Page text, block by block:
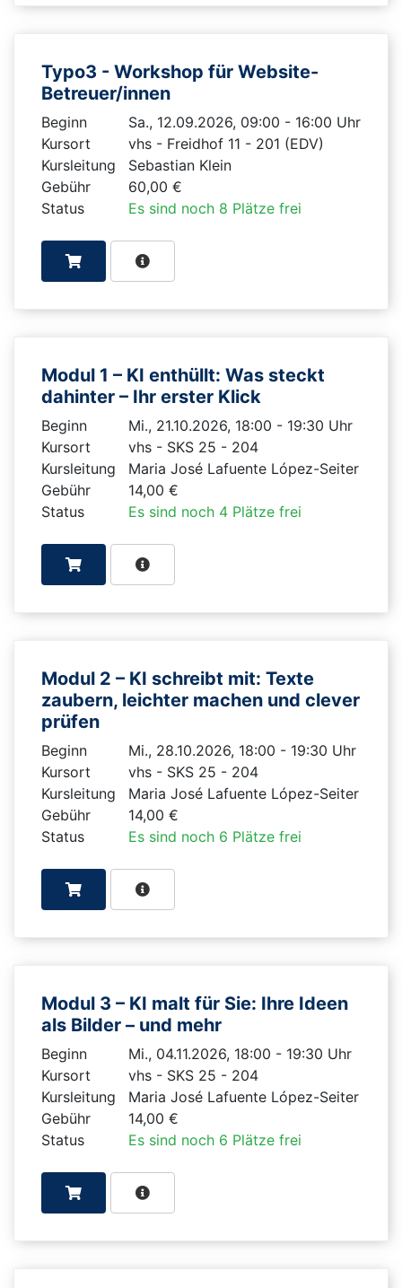
Typo3 - Workshop für Website-
Betreuer/innen
Beginn
Sa., 12.09.2026, 09:00 - 16:00 Uhr
Kursort
vhs - Freidhof 11 - 201 (EDV)
Kursleitung
Sebastian Klein
Gebühr
60,00 €
Status
Es sind noch 8 Plätze frei
Modul 1 – KI enthüllt: Was steckt
dahinter – Ihr erster Klick
Beginn
Mi., 21.10.2026, 18:00 - 19:30 Uhr
Kursort
vhs - SKS 25 - 204
Kursleitung
Maria José Lafuente López-Seiter
Gebühr
14,00 €
Status
Es sind noch 4 Plätze frei
Modul 2 – KI schreibt mit: Texte
zaubern, leichter machen und clever
prüfen
Beginn
Mi., 28.10.2026, 18:00 - 19:30 Uhr
Kursort
vhs - SKS 25 - 204
Kursleitung
Maria José Lafuente López-Seiter
Gebühr
14,00 €
Status
Es sind noch 6 Plätze frei
Modul 3 – KI malt für Sie: Ihre Ideen
als Bilder – und mehr
Beginn
Mi., 04.11.2026, 18:00 - 19:30 Uhr
Kursort
vhs - SKS 25 - 204
Kursleitung
Maria José Lafuente López-Seiter
Gebühr
14,00 €
Status
Es sind noch 6 Plätze frei